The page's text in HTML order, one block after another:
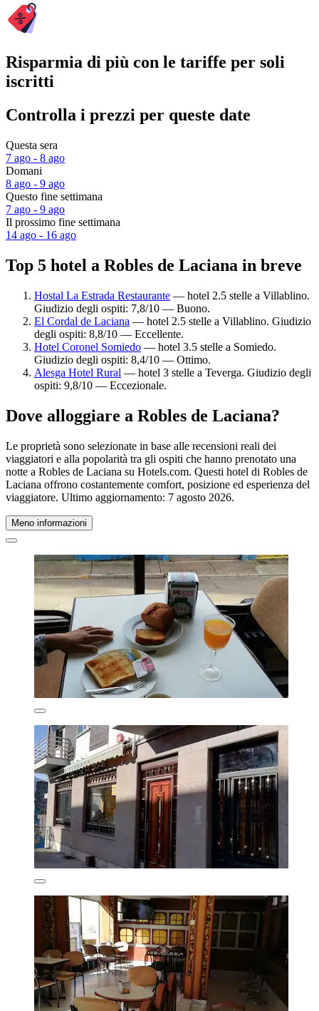
Risparmia di più con le tariffe per soli
iscritti
Controlla i prezzi per queste date
Questa sera
7 ago - 8 ago
Domani
8 ago - 9 ago
Questo fine settimana
7 ago - 9 ago
Il prossimo fine settimana
14 ago - 16 ago
Top 5 hotel a Robles de Laciana in breve
Hostal La Estrada Restaurante — hotel 2.5 stelle a Villablino.
Giudizio degli ospiti: 7,8/10 — Buono.
El Cordal de Laciana — hotel 2.5 stelle a Villablino. Giudizio
degli ospiti: 8,8/10 — Eccellente.
Hotel Coronel Somiedo — hotel 3.5 stelle a Somiedo.
Giudizio degli ospiti: 8,4/10 — Ottimo.
Alesga Hotel Rural — hotel 3 stelle a Teverga. Giudizio degli
ospiti: 9,8/10 — Eccezionale.
Dove alloggiare a Robles de Laciana?
Le proprietà sono selezionate in base alle recensioni reali dei
viaggiatori e alla popolarità tra gli ospiti che hanno prenotato una
notte a Robles de Laciana su Hotels.com. Questi hotel di Robles de
Laciana offrono costantemente comfort, posizione ed esperienza del
viaggiatore. Ultimo aggiornamento: 7 agosto 2026.
Meno informazioni